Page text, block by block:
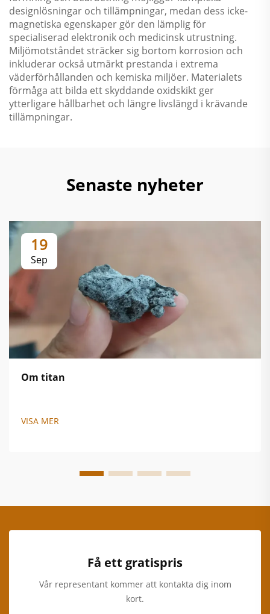
designlösningar och tillämpningar, medan dess icke-
magnetiska egenskaper gör den lämplig för
specialiserad elektronik och medicinsk utrustning.
Miljömotståndet sträcker sig bortom korrosion och
inkluderar också utmärkt prestanda i extrema
väderförhållanden och kemiska miljöer. Materialets
förmåga att bilda ett skyddande oxidskikt ger
ytterligare hållbarhet och längre livslängd i krävande
tillämpningar.
Senaste nyheter
19
Sep
Om titan
VISA MER
Få ett gratispris
Vår representant kommer att kontakta dig inom
kort.